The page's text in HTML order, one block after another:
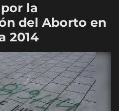
la
del Aborto en
2014